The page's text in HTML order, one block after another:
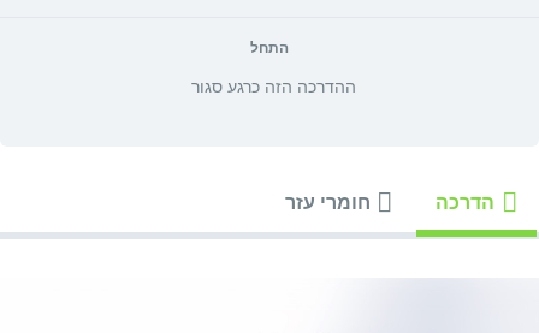
התחל
ההדרכה הזה כרגע סגור
הדרכה חומרי עזר